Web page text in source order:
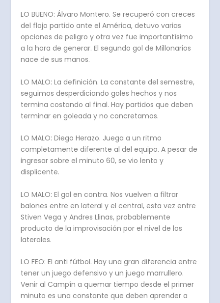
LO BUENO: Álvaro Montero. Se recuperó con creces
del flojo partido ante el América, detuvo varias
opciones de peligro y otra vez fue importantísimo
a la hora de generar. El segundo gol de Millonarios
nace de sus manos.
LO MALO: La definición. La constante del semestre,
seguimos desperdiciando goles hechos y nos
termina costando al final. Hay partidos que deben
terminar en goleada y no concretamos.
LO MALO: Diego Herazo. Juega a un ritmo
completamente diferente al del equipo. A pesar de
ingresar sobre el minuto 60, se vio lento y
displicente.
LO MALO: El gol en contra. Nos vuelven a filtrar
balones entre en lateral y el central, esta vez entre
Stiven Vega y Andres Llinas, probablemente
producto de la improvisación por el nivel de los
laterales.
LO FEO: El anti fútbol. Hay una gran diferencia entre
tener un juego defensivo y un juego marrullero.
Venir al Campín a quemar tiempo desde el primer
minuto es una constante que deben aprender a